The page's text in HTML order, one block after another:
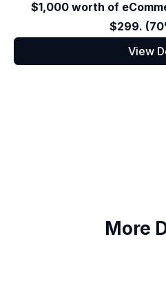
$1,000 worth of
$299.
View
More